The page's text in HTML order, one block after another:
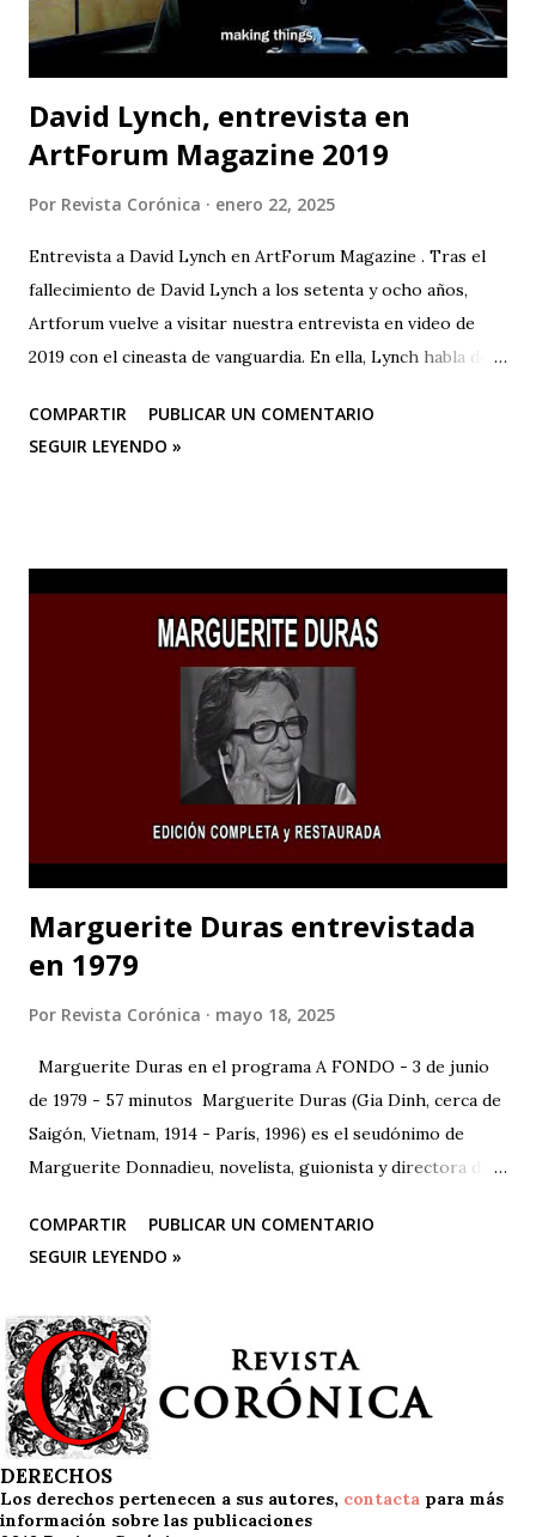
con sabiduría o pleni...
David Lynch, entrevista en
ArtForum Magazine 2019
Por Revista Corónica enero 22, 2025
Entrevista a David Lynch en ArtForum Magazine . Tras el
fallecimiento de David Lynch a los setenta y ocho años,
Artforum vuelve a visitar nuestra entrevista en video de
2019 con el cineasta de vanguardia. En ella, Lynch habla de
creación artística, desde sus años de estudiante en la
Academia de Bellas Artes de Pensilvania hasta su mudanza a
COMPARTIR
PUBLICAR UN COMENTARIO
SEGUIR LEYENDO »
Marguerite Duras entrevistada
en 1979
Por Revista Corónica mayo 18, 2025
Marguerite Duras en el programa A FONDO - 3 de junio
de 1979 - 57 minutos Marguerite Duras (Gia Dinh, cerca de
Saigón, Vietnam, 1914 - París, 1996) es el seudónimo de
Marguerite Donnadieu, novelista, guionista y directora de
derecho, matemáticas y ciencias políticas. En 1943 publicó
su primera obra, "La impudicia", a la que seguirían más de
dramáticos. En 1971 publica "El amor", que anticipa en
ciertos aspectos su obra más celebrada, "El amante" (1984),
ganadora, entre otros, del Premio Goncourt. En 1977
escribe, dirige e interpreta con Gerard Depardieu "Le
camion". Es autora también de "India song", entre otras
películas.
COMPARTIR
PUBLICAR UN COMENTARIO
SEGUIR LEYENDO »
DERECHOS
Los derechos pertenecen a sus autores, contacta para más
información sobre las publicaciones